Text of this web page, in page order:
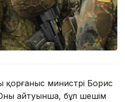
қорғаныс министрі Борис
айтуынша, бұл шешім